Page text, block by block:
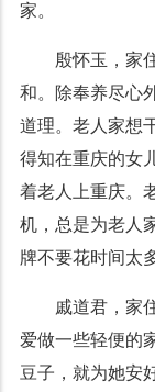
家。
殷怀玉，家
和。除奉养尽心
道理。老人家想
得知在重庆的女
着老人上重庆。
机，总是为老人
牌不要花时间太
戚道君，家
爱做一些轻便的
豆子，就为她安